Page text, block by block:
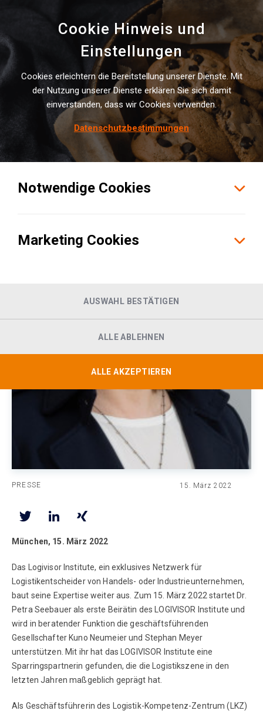
INSTITUTE NEWS
Dr. Pe­tra See­bau­er ers­te Bei­rä­
tin der Lo­gi­vi­sor In­sti­tu­te GmbH
PRESSE 15. März 2022
München, 15. März 2022
Das Logivisor Institute, ein exklusives Netzwerk für
Logistikentscheider von Handels- oder Industrieunternehmen,
baut seine Expertise weiter aus. Zum 15. März 2022 startet Dr.
Petra Seebauer als erste Beirätin des LOGIVISOR Institute und
wird in beratender Funktion die geschäftsführenden
Gesellschafter Kuno Neumeier und Stephan Meyer
unterstützen. Mit ihr hat das LOGIVISOR Institute eine
Sparringspartnerin gefunden, die die Logistikszene in den
letzten Jahren maßgeblich geprägt hat.
Als Geschäftsführerin des Logistik-Kompetenz-Zentrum (LKZ)
Cookie Hinweis und
Einstellungen
Cookies erleichtern die Bereitstellung unserer Dienste. Mit
der Nutzung unserer Dienste erklären Sie sich damit
einverstanden, dass wir Cookies verwenden.
Datenschutzbestimmungen
Notwendige Cookies
Marketing Cookies
AUSWAHL BESTÄTIGEN
ALLE ABLEHNEN
ALLE AKZEPTIEREN